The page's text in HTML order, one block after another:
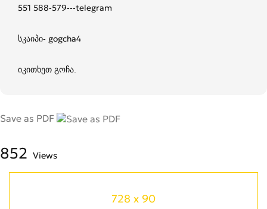
551 588-579---telegram
სკაიპი- gogcha4
იკითხეთ გოჩა.
Save as PDF
852 Views
728 x 90